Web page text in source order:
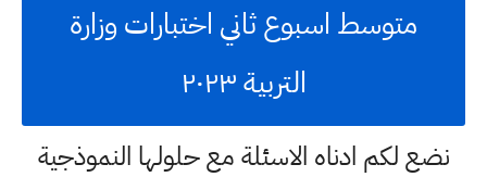
متوسط اسبوع ثاني اختبارات وزارة
التربية ٢٠٢٣
نضع لكم ادناه الاسئلة مع حلولها النموذجية